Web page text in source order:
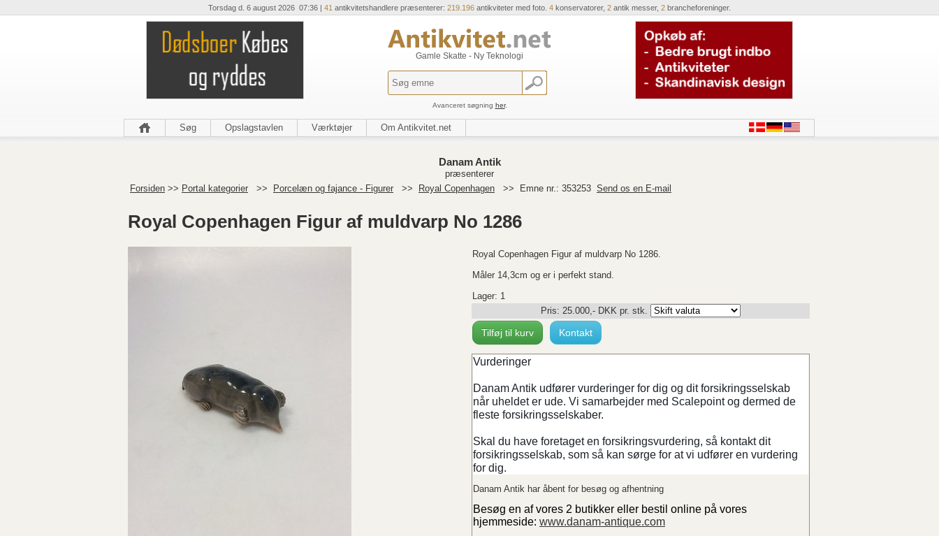
Torsdag d. 6 august 2026 07:36 | 41 antikvitetshandlere præsenterer: 219.196 antikviteter med foto. 4 konservatorer, 2 antik messer, 2 brancheforeninger.
Gamle Skatte - Ny Teknologi
Avanceret søgning her.
Søg Opslagstavlen Værktøjer Om Antikvitet.net
Danam Antik
præsenterer
Forsiden >> Portal kategorier >> Porcelæn og fajance - Figurer >> Royal Copenhagen >> Emne nr.: 353253 Send os en E-mail
Royal Copenhagen Figur af muldvarp No 1286
Royal Copenhagen Figur af muldvarp No 1286.
Måler 14,3cm og er i perfekt stand.
Lager: 1
Pris: 25.000,- DKK pr. stk.
Tilføj til kurv Kontakt
Vurderinger
Danam Antik udfører vurderinger for dig og dit forsikringsselskab
når uheldet er ude. Vi samarbejder med Scalepoint og dermed de
fleste forsikringsselskaber.
Skal du have foretaget en forsikringsvurdering, så kontakt dit
forsikringsselskab, som så kan sørge for at vi udfører en vurdering
for dig.
Danam Antik har åbent for besøg og afhentning
Besøg en af vores 2 butikker eller bestil online på vores
hjemmeside: www.danam-antique.com